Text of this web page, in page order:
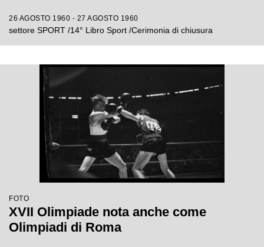
26 AGOSTO 1960 - 27 AGOSTO 1960
settore SPORT /14° Libro Sport /Cerimonia di chiusura
FOTO
XVII Olimpiade nota anche come
Olimpiadi di Roma